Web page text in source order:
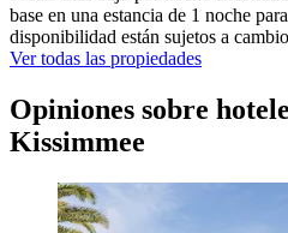
base en una estancia de 1 noche
disponibilidad están sujetos a
Ver todas las propiedades
Opiniones sobre
Kissimmee